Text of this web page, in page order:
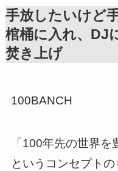
手放したいけど
棺桶に入れ、DJ
焚き上げ
100BANCH
「100年先の世界を
というコンセプト